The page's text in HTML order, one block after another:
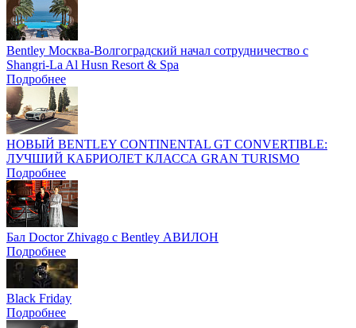
Bentley Москва-Волгоградский начал сотрудничество с
Shangri-La Al Husn Resort & Spa
Подробнее
НОВЫЙ BENTLEY CONTINENTAL GT CONVERTIBLE:
ЛУЧШИЙ КАБРИОЛЕТ КЛАССА GRAN TURISMO
Подробнее
Бал Doctor Zhivago с Bentley АВИЛОН
Подробнее
Black Friday
Подробнее